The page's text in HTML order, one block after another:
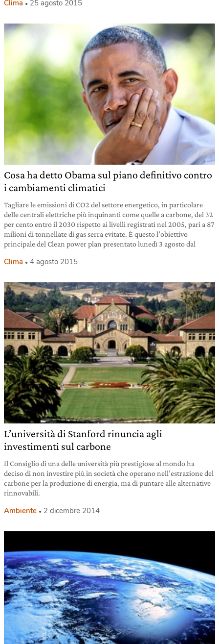
Clima 25 agosto 2015
Cosa ha detto Obama sul piano definitivo contro
i cambiamenti climatici
Tagliare le emissioni di CO2 del settore energetico, in particolare
delle centrali elettriche più inquinanti come quelle a carbone, del 32
per cento entro il 2030 rispetto ai livelli registrati nel 2005, pari a 87
milioni di tonnellate di gas serra evitate. È questo l’obiettivo
principale del Clean power plan presentato lunedì 3 agosto dal
Clima 4 agosto 2015
L’università di Stanford rinuncia agli
investimenti sul carbone
Il Consiglio di una delle università più prestigiose al mondo ha
deciso di non investire più in società che operano nell’estrazione del
carbone per la produzione di energia, ma di puntare alle alternative
rinnovabili.
Ambiente 2 dicembre 2014